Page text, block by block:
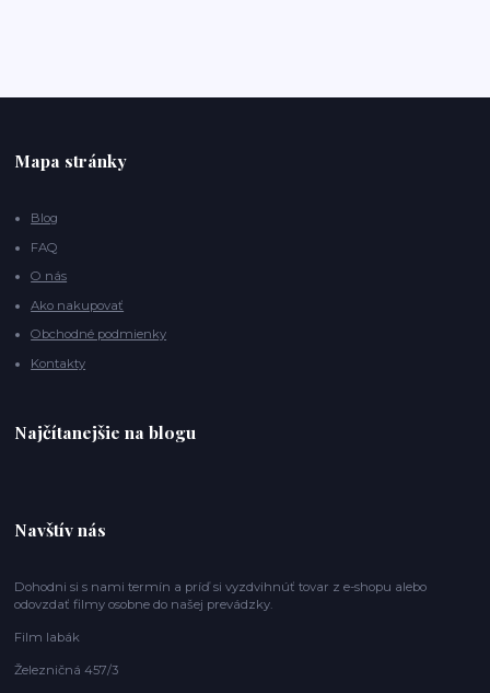
Mapa stránky
Blog
FAQ
O nás
Ako nakupovať
Obchodné podmienky
Kontakty
Najčítanejšie na blogu
Navštív nás
Dohodni si s nami termín a príď si vyzdvihnúť tovar z e-shopu alebo
odovzdať filmy osobne do našej prevádzky.
Film labák
Železničná 457/3